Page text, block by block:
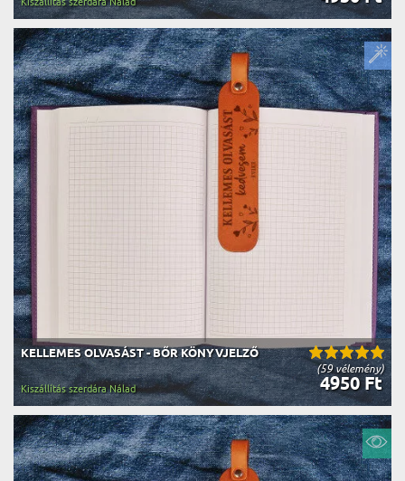
(59 vélemény)
KELLEMES OLVASÁST - BŐR KÖNYVJELZŐ
4950 Ft
Kiszállítás szerdára Nálad